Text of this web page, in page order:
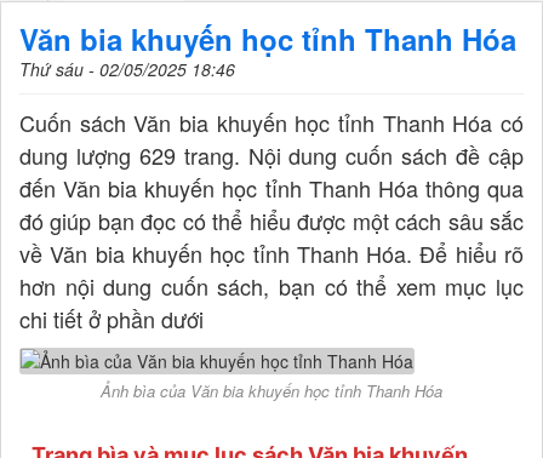
Văn bia khuyến học tỉnh Thanh Hóa
Thứ sáu - 02/05/2025 18:46
Cuốn sách Văn bia khuyến học tỉnh Thanh Hóa có
dung lượng 629 trang. Nội dung cuốn sách đề cập
đến Văn bia khuyến học tỉnh Thanh Hóa thông qua
đó giúp bạn đọc có thể hiểu được một cách sâu sắc
về Văn bia khuyến học tỉnh Thanh Hóa. Để hiểu rõ
hơn nội dung cuốn sách, bạn có thể xem mục lục
chi tiết ở phần dưới
Ảnh bìa của Văn bia khuyến học tỉnh Thanh Hóa